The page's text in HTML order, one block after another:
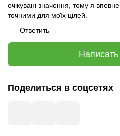
очікувані значення, тому я
точними для моїх цілей.
Ответить
Поделиться в соцсетях